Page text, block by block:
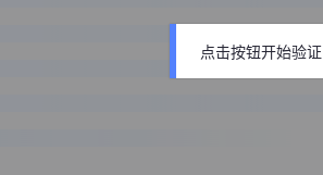
点击按钮开始验证